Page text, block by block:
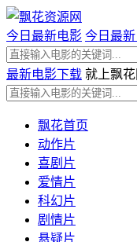
今日最新电影 今日最新
最新电影下载 就上飘花
飘花首页
动作片
喜剧片
爱情片
科幻片
剧情片
悬疑片